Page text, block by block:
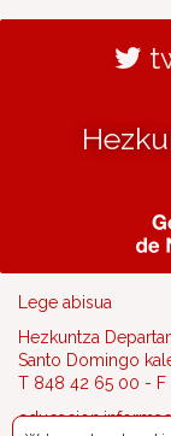
Lege abisua
Hezkuntza
Santo Domingo
T 848 42 65 00 - F